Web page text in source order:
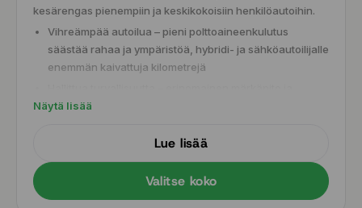
kesärengas pienempiin ja keskikokoisiin henkilöautoihin.
Vihreämpää autoilua – pieni polttoaineenkulutus
säästää rahaa ja ympäristöä, hybridi- ja sähköautoilijalle
enemmän kaivattuja kilometrejä
vesiliirronvastustuskyky, kun sade yllättää
kumiseos takaa oivallisen kulumiskestävyyden
Näytä lisää
Lue lisää
Valitse koko